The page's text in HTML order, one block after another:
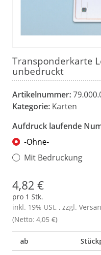
Transponderkarte
unbedruckt
Artikelnummer:
Kategorie: Karten
Aufdruck laufende
-Ohne-
Mit Bedruckung
4,82 €
pro 1 Stk.
inkl. 19% USt. , zzgl.
(Netto: 4,05 €)
ab